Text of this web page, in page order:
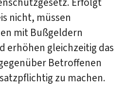
nicht, müssen
mit Bußgeldern
erhöhen gleichzeitig das
Betroffenen
zu machen.